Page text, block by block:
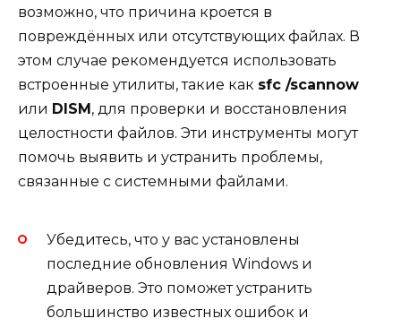
возможно, что причина кроется в
повреждённых или отсутствующих файлах. В
этом случае рекомендуется использовать
встроенные утилиты, такие как sfc /scannow
или DISM, для проверки и восстановления
целостности файлов. Эти инструменты могут
помочь выявить и устранить проблемы,
связанные с системными файлами.
Убедитесь, что у вас установлены
последние обновления Windows и
драйверов. Это поможет устранить
большинство известных ошибок и